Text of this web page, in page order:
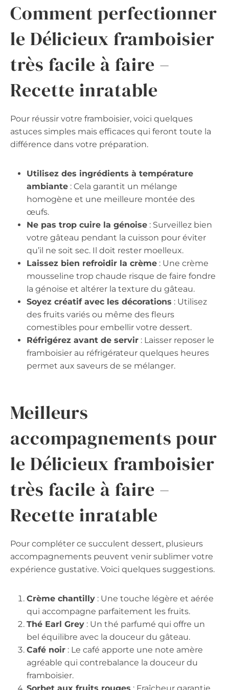
Comment perfectionner
le Délicieux framboisier
très facile à faire –
Recette inratable
Pour réussir votre framboisier, voici quelques
astuces simples mais efficaces qui feront toute la
différence dans votre préparation.
Utilisez des ingrédients à température
ambiante : Cela garantit un mélange
homogène et une meilleure montée des
œufs.
Ne pas trop cuire la génoise : Surveillez bien
votre gâteau pendant la cuisson pour éviter
qu’il ne soit sec. Il doit rester moelleux.
Laissez bien refroidir la crème : Une crème
mousseline trop chaude risque de faire fondre
la génoise et altérer la texture du gâteau.
Soyez créatif avec les décorations : Utilisez
des fruits variés ou même des fleurs
comestibles pour embellir votre dessert.
Réfrigérez avant de servir : Laisser reposer le
framboisier au réfrigérateur quelques heures
permet aux saveurs de se mélanger.
Meilleurs
accompagnements pour
le Délicieux framboisier
très facile à faire –
Recette inratable
Pour compléter ce succulent dessert, plusieurs
accompagnements peuvent venir sublimer votre
expérience gustative. Voici quelques suggestions.
Crème chantilly : Une touche légère et aérée
qui accompagne parfaitement les fruits.
Thé Earl Grey : Un thé parfumé qui offre un
bel équilibre avec la douceur du gâteau.
Café noir : Le café apporte une note amère
agréable qui contrebalance la douceur du
framboisier.